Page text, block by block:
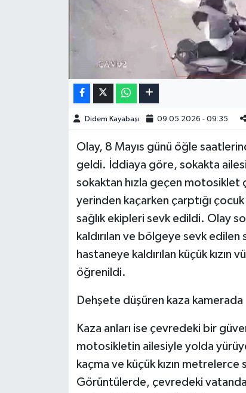
Didem Kayabaşı 09.05.2026 - 09:35
Olay, 8 Mayıs günü öğle
geldi. İddiaya göre, sokakta
sokaktan hızla geçen motosiklet
yerinden kaçarken çarptığı
sağlık ekipleri sevk edildi. Olay
kaldırılan ve bölgeye sevk edilen
hastaneye kaldırılan küçük
öğrenildi.
Dehşete düşüren kaza kamerada
Kaza anları ise çevredeki bir
motosikletin ailesiyle yolda
kaçma ve küçük kızın metrelerce
Görüntülerde, çevredeki